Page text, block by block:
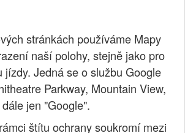
stránkách používáme Mapy
naší polohy, stejně jako pro
jízdy. Jedná se o službu Google
Parkway, Mountain View,
jen "Google".
štítu ochrany soukromí mezi